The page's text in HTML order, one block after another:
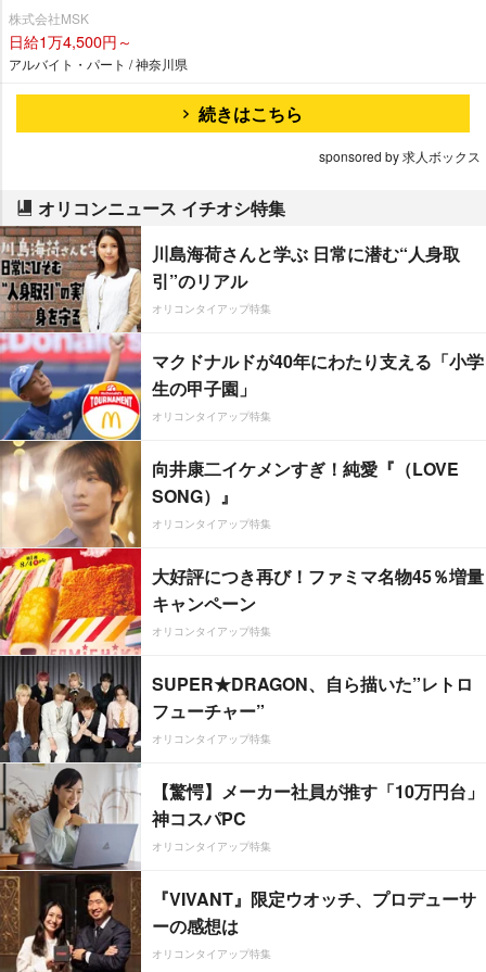
株式会社MSK
日給1万4,500円～
アルバイト・パート / 神奈川県
続きはこちら
sponsored by 求人ボックス
オリコンニュース イチオシ特集
川島海荷さんと学ぶ 日常に潜む“人身取
引”のリアル
オリコンタイアップ特集
マクドナルドが40年にわたり支える「小学
生の甲子園」
オリコンタイアップ特集
向井康二イケメンすぎ！純愛『（LOVE
SONG）』
オリコンタイアップ特集
大好評につき再び！ファミマ名物45％増量
キャンペーン
オリコンタイアップ特集
SUPER★DRAGON、自ら描いた”レトロ
フューチャー”
オリコンタイアップ特集
【驚愕】メーカー社員が推す「10万円台」
神コスパPC
オリコンタイアップ特集
『VIVANT』限定ウオッチ、プロデューサ
ーの感想は
オリコンタイアップ特集